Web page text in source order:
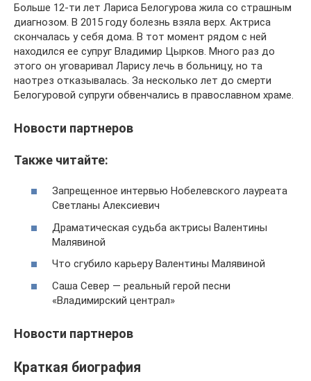
Больше 12-ти лет Лариса Белогурова жила со страшным
диагнозом. В 2015 году болезнь взяла верх. Актриса
скончалась у себя дома. В тот момент рядом с ней
находился ее супруг Владимир Цырков. Много раз до
этого он уговаривал Ларису лечь в больницу, но та
наотрез отказывалась. За несколько лет до смерти
Белогуровой супруги обвенчались в православном храме.
Новости партнеров
Также читайте:
Запрещенное интервью Нобелевского лауреата
Светланы Алексиевич
Драматическая судьба актрисы Валентины
Малявиной
Что сгубило карьеру Валентины Малявиной
Саша Север — реальный герой песни
«Владимирский централ»
Новости партнеров
Краткая биография